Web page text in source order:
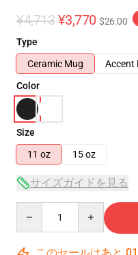
¥4,713 ¥3,770 $26.00
Type
Ceramic Mug
Accent
Color
Size
11 oz
15 oz
サイズガイドを見る